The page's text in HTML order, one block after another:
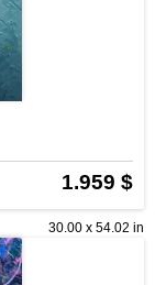
1.959 $
30.00 x 54.02 in